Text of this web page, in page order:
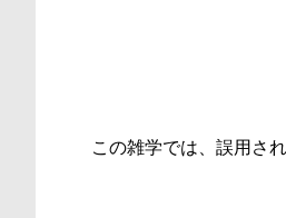
この雑学では、誤用さ